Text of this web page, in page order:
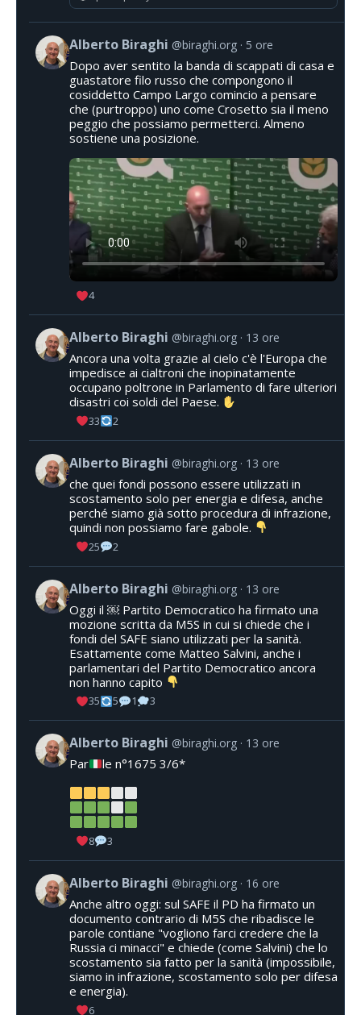
Alberto Biraghi @biraghi.org 5 ore
Dopo aver sentito la banda di scappati di casa e
guastatore filo russo che compongono il
cosiddetto Campo Largo comincio a pensare
che (purtroppo) uno come Crosetto sia il meno
peggio che possiamo permetterci. Almeno
sostiene una posizione.
4
Alberto Biraghi @biraghi.org 13 ore
Ancora una volta grazie al cielo c'è l'Europa che
impedisce ai cialtroni che inopinatamente
occupano poltrone in Parlamento di fare ulteriori
disastri coi soldi del Paese.
33 2
Alberto Biraghi @biraghi.org 13 ore
che quei fondi possono essere utilizzati in
scostamento solo per energia e difesa, anche
perché siamo già sotto procedura di infrazione,
quindi non possiamo fare gabole.
25 2
Alberto Biraghi @biraghi.org 13 ore
Oggi il ￼ Partito Democratico ha firmato una
mozione scritta da M5S in cui si chiede che i
fondi del SAFE siano utilizzati per la sanità.
Esattamente come Matteo Salvini, anche i
parlamentari del Partito Democratico ancora
non hanno capito
35 5 1 3
Alberto Biraghi @biraghi.org 13 ore
Par le n°1675 3/6*
8 3
Alberto Biraghi @biraghi.org 16 ore
Anche altro oggi: sul SAFE il PD ha firmato un
documento contrario di M5S che ribadisce le
parole contiane "vogliono farci credere che la
Russia ci minacci" e chiede (come Salvini) che lo
scostamento sia fatto per la sanità (impossibile,
siamo in infrazione, scostamento solo per difesa
e energia).
6